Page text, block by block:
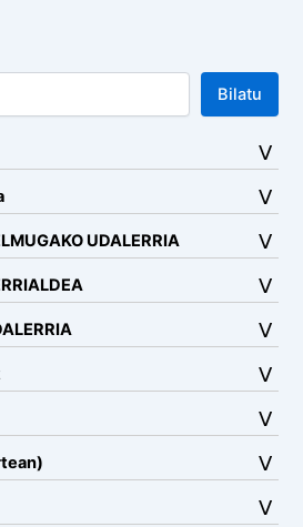
Bilatu
UDALERRIA